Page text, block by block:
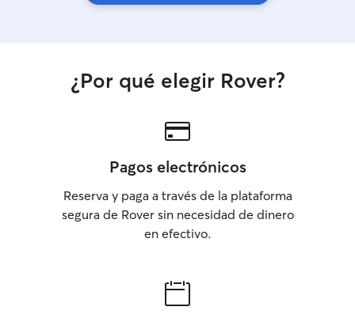
¿Por qué elegir Rover?
Pagos electrónicos
Reserva y paga a través de la plataforma
segura de Rover sin necesidad de dinero
en efectivo.